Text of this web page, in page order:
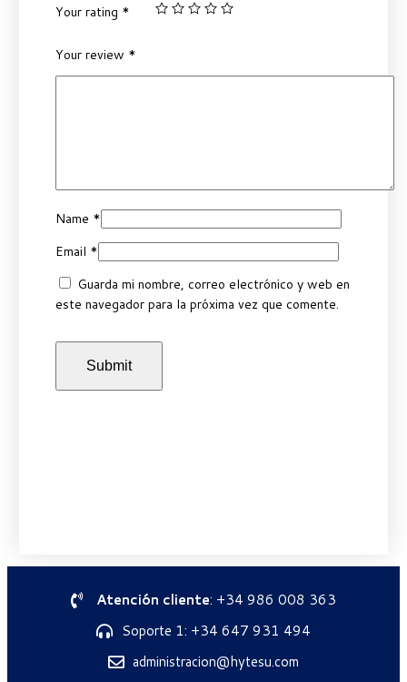
Your rating *
Your review *
Name *
Email *
Guarda mi nombre, correo electrónico y web en
este navegador para la próxima vez que comente.
Atención cliente: +34 986 008 363
Soporte 1: +34 647 931 494
administracion@hytesu.com